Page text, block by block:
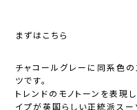
まずはこちら
チャコールグレーに同系色の
ツです。
トレンドのモノトーンを表現
イプが英国らしい正統派スー